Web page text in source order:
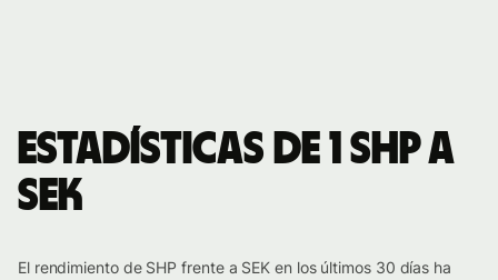
Estadísticas de 1 SHP a
SEK
El rendimiento de SHP frente a SEK en los últimos 30 días ha